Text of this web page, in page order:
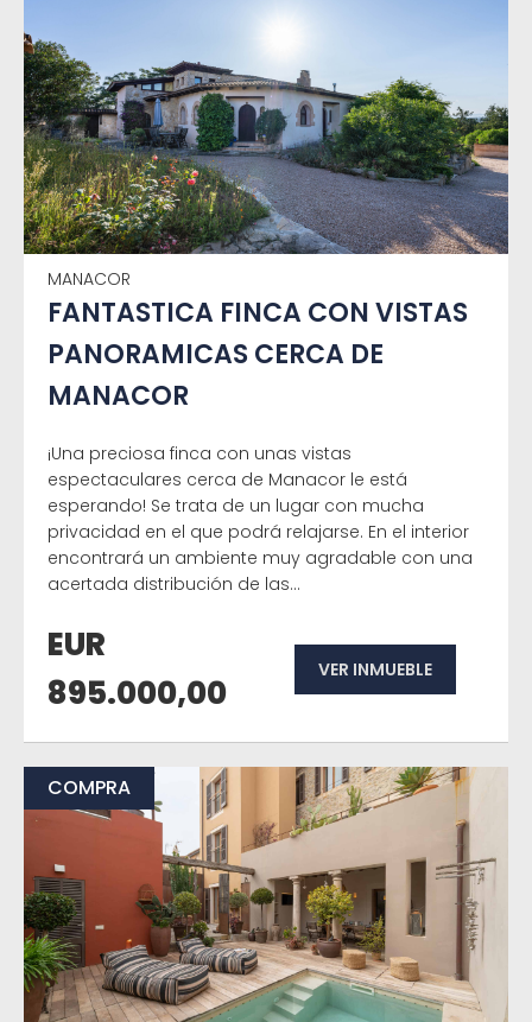
MANACOR
FANTASTICA FINCA CON VISTAS
PANORAMICAS CERCA DE
MANACOR
¡Una preciosa finca con unas vistas
espectaculares cerca de Manacor le está
esperando! Se trata de un lugar con mucha
privacidad en el que podrá relajarse. En el interior
encontrará un ambiente muy agradable con una
acertada distribución de las...
EUR
895.000,00
VER INMUEBLE
COMPRA